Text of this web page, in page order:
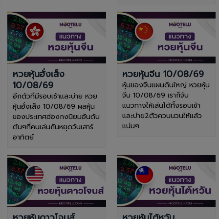
หวยหุ้นฮั่งเส็ง
10/08/69
อีกตัวที่มีรอบเช้าและบ่าย หวย
หุ้นฮั่งเส็ง 10/08/69 ผลหุ้น
ของประเทศฮ่องกงนิยมอันดับ
ต้นๆที่คนเล่นกันหยุดวันเสาร์
อาทิตย์
หวยหุ้นจีน 10/08/69
หุ้นของจีนแผนดินใหญ่ หวยหุ้น
จีน 10/08/69 เราก็จับ
แนวทางให้เล่นได้ทั้งรอบเช้า
และบ่าย2ตัวควนนวนให้แล้ว
แน่นๆ